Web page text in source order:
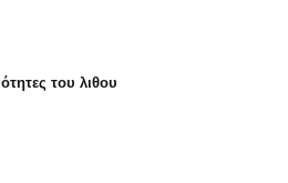
του λιθου